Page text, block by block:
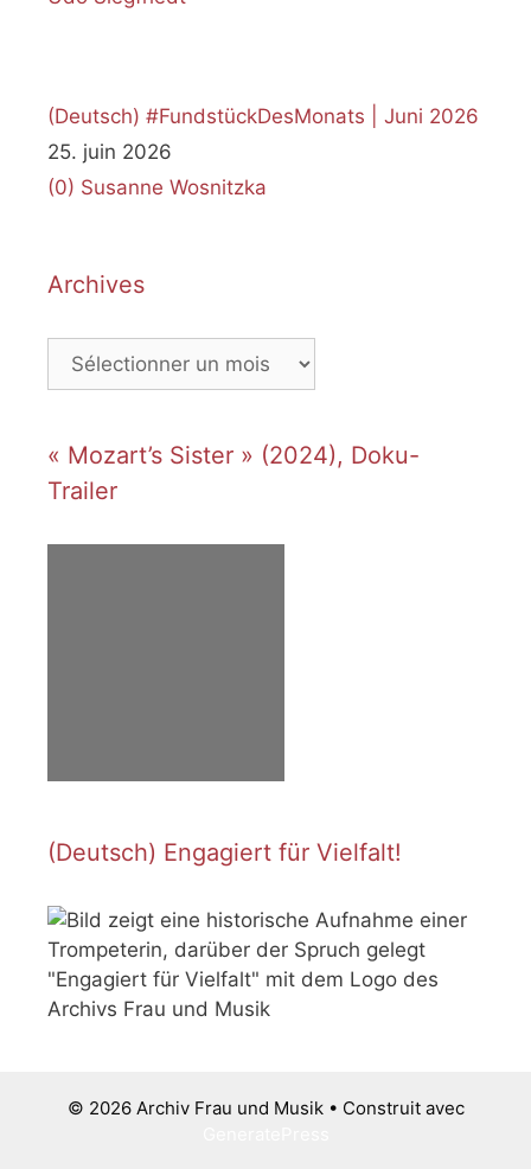
(Deutsch) #FundstückDesMonats | Juni 2026
25. juin 2026
(0) Susanne Wosnitzka
Archives
Archives
« Mozart’s Sister » (2024), Doku-
Trailer
(Deutsch) Engagiert für Vielfalt!
© 2026 Archiv Frau und Musik• Construit avec